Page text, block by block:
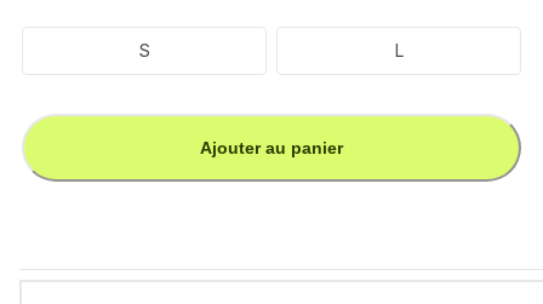
S L
Ajouter au panier